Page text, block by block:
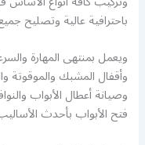
باحترافية عالية وتصليح
ويعمل بمنتهى المهارة
وأقفال المشبك والموقوتة
وصيانة أعطال الأبواب
فتح الأبواب بأحدث